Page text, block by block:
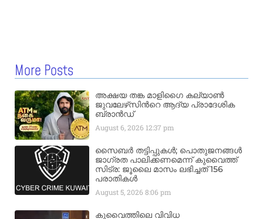
More Posts
അക്ഷയ തങ്ക മാളിഗൈ കല്യാണ്‍
ജുവലേഴ്‌സിന്‍റെ ആദ്യ പ്രാദേശിക
ബ്രാന്‍ഡ്
August 6, 2026 12:37 pm
സൈബർ തട്ടിപ്പുകൾ; പൊതുജനങ്ങൾ
ജാഗ്രത പാലിക്കണമെന്ന് കുവൈത്ത്
സിട്ര: ജൂലൈ മാസം ലഭിച്ചത് 156
പരാതികൾ
August 5, 20268:06 pm
കുവൈത്തിലെ വിവിധ